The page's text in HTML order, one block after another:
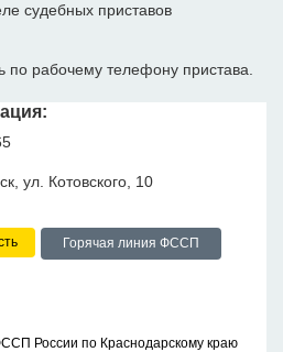
судебных приставов
рабочему телефону пристава.
ул. Котовского, 10
Горячая линия ФССП
России по Краснодарскому краю